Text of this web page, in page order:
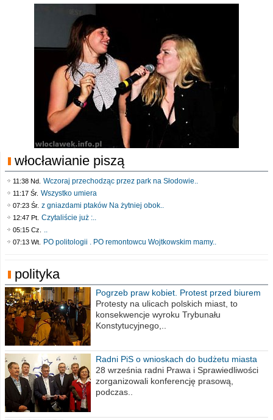
włocławianie piszą
11:38 Nd. Wczoraj przechodząc przez park na Słodowie..
11:17 Śr. Wszystko umiera
07:23 Śr. z gniazdami ptaków Na żytniej obok..
12:47 Pt. Czytaliście już :..
05:15 Cz. ..
07:13 Wt. PO politologii . PO remontowcu Wojtkowskim mamy..
polityka
Pogrzeb praw kobiet. Protest przed biurem
poselskim PiS
Protesty na ulicach polskich miast, to
konsekwencje wyroku Trybunału
Konstytucyjnego,..
Radni PiS o wnioskach do budżetu miasta
na 2021 rok
28 września radni Prawa i Sprawiedliwości
zorganizowali konferencję prasową,
podczas..